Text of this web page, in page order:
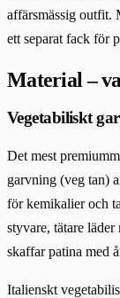
affärsmässig outfit.
ett separat fack för
Material –
Vegetabiliskt
Det mest
garvning (veg tan)
för kemikalier och
styvare, tätare
skaffar patina med
Italienskt